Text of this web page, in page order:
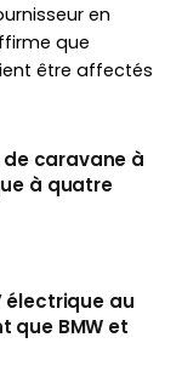
en
que
être affectés
de caravane à
à quatre
électrique au
que BMW et